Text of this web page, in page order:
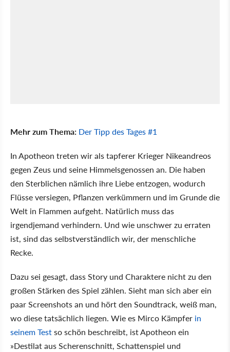
Mehr zum Thema: Der Tipp des Tages #1
In Apotheon treten wir als tapferer Krieger Nikeandreos
gegen Zeus und seine Himmelsgenossen an. Die haben
den Sterblichen nämlich ihre Liebe entzogen, wodurch
Flüsse versiegen, Pflanzen verkümmern und im Grunde die
Welt in Flammen aufgeht. Natürlich muss das
irgendjemand verhindern. Und wie unschwer zu erraten
ist, sind das selbstverständlich wir, der menschliche
Recke.
Dazu sei gesagt, dass Story und Charaktere nicht zu den
großen Stärken des Spiel zählen. Sieht man sich aber ein
paar Screenshots an und hört den Soundtrack, weiß man,
wo diese tatsächlich liegen. Wie es Mirco Kämpfer in
seinem Testso schön beschreibt, ist Apotheon ein
»Destilat aus Scherenschnitt, Schattenspiel und